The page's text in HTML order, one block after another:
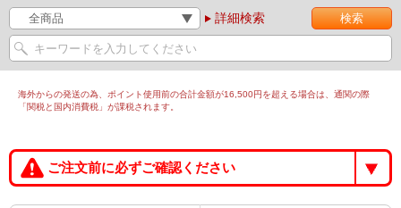
詳細検索
海外からの発送の為、ポイント使用前の合計金額が16,500円を超える場合は、通関の際
「関税と国内消費税」が課税されます。
ご注文前に必ずご確認ください